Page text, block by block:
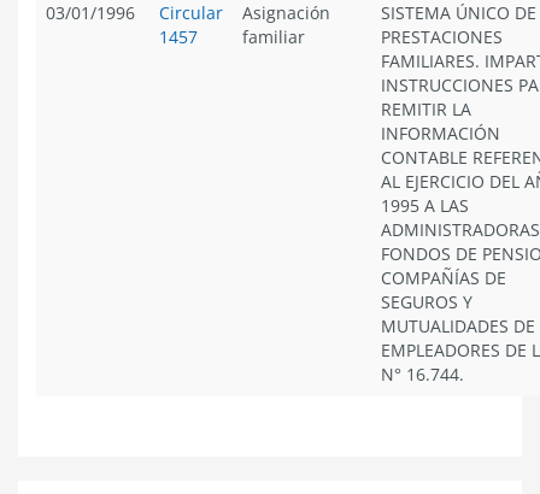
03/01/1996
Circular
1457
Asignación
familiar
SISTEMA ÚNICO DE
PRESTACIONES
FAMILIARES.
INSTRUCCIONES
REMITIR LA
INFORMACIÓN
CONTABLE
AL EJERCICIO DEL
1995 A LAS
FONDOS DE
COMPAÑÍAS DE
SEGUROS Y
MUTUALIDADES DE
EMPLEADORES DE
N° 16.744.